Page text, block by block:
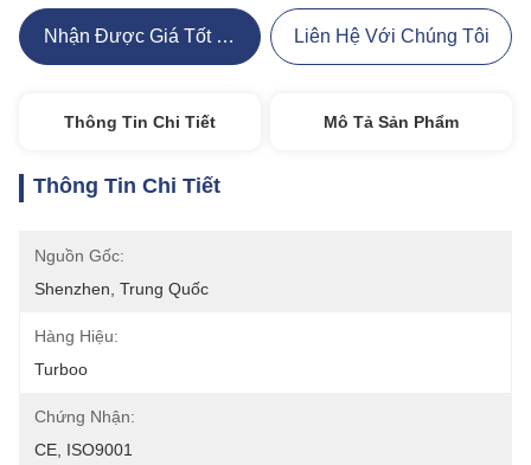
Nhận Được Giá Tốt Nhất Liên Hệ Với Chúng Tôi
Thông Tin Chi Tiết Mô Tả Sản Phẩm
Thông Tin Chi Tiết
Nguồn Gốc:
Shenzhen, Trung Quốc
Hàng Hiệu:
Turboo
Chứng Nhận:
CE, ISO9001